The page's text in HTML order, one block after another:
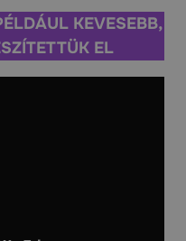
KEVESEBB,
EL